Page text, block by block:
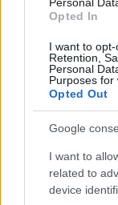
Opted In
I want to opt-
Retention,
Personal
Purposes for
Opted Out
Google
I want to
related to
device
Sebes
magyar
2024. június